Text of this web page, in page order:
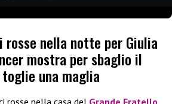
rosse nella notte per Giulia
mostra per sbaglio il
una maglia